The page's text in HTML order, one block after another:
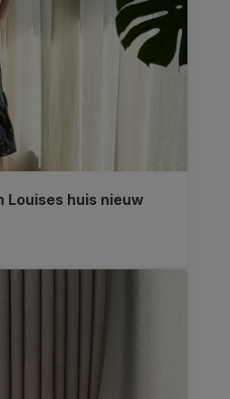
Louises huis nieuw